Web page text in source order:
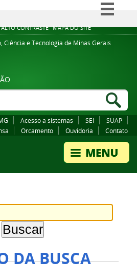
ALTO CONTRASTE MAPA DO SITE
Simplifique!
Comunica BR
Legislação
Ciência e Tecnologia de Minas Gerais
Acesso a sistemas SEI
SUAP
Orcamento Ouvidoria Contato
DA BUSCA